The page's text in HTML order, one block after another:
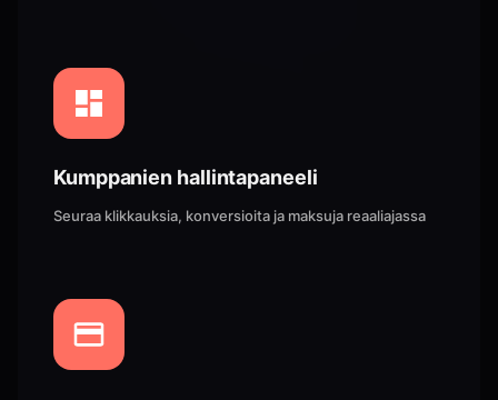
Kumppanien hallintapaneeli
Seuraa klikkauksia, konversioita ja maksuja reaaliajassa